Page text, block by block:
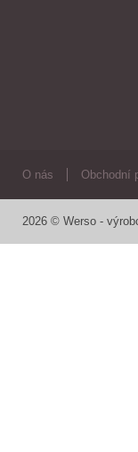
O nás Obchodní
2026 © Werso -